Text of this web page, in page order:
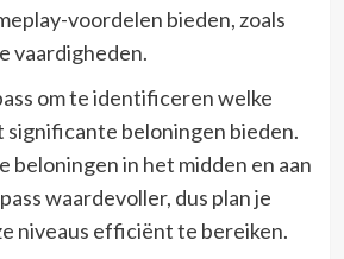
voordelen bieden, zoals
vaardigheden.
om te identificeren welke
significante beloningen bieden.
beloningen in het midden en aan
waardevoller, dus plan je
niveaus efficiënt te bereiken.